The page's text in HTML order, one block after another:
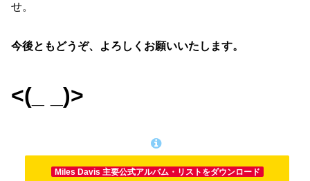
せ。
今後ともどうぞ、よろしくお願いいたします。
<(_ _)>
Miles Davis 主要公式アルバム・リストをダウンロード